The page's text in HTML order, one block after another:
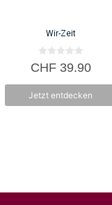
Wir-Zeit
0
v
5
CHF39.90
Jetzt entdecken